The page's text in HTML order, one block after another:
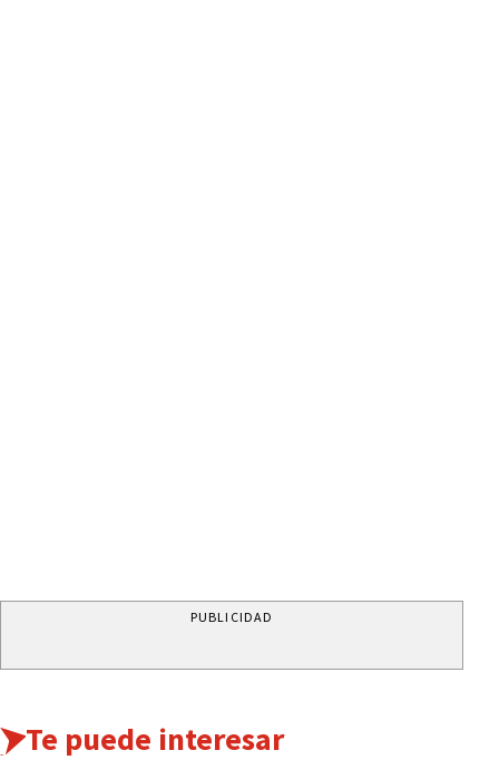
PUBLICIDAD
Te puede interesar